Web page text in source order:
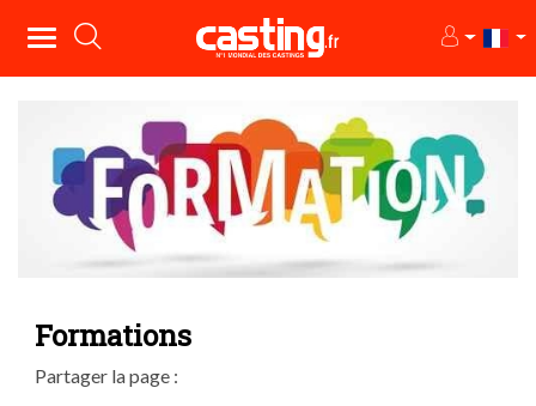
Formations
Partager la page :